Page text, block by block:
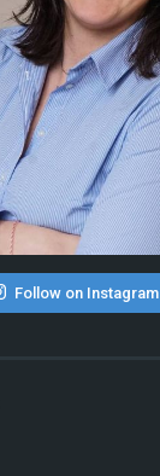
Follow on Instagram